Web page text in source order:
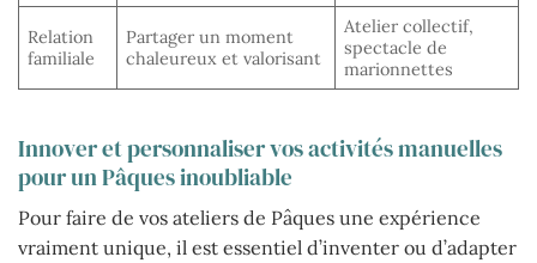
Relation
familiale
Partager un moment
chaleureux et valorisant
Atelier collectif,
spectacle de
marionnettes
Innover et personnaliser vos activités manuelles
pour un Pâques inoubliable
Pour faire de vos ateliers de Pâques une expérience
vraiment unique, il est essentiel d’inventer ou d’adapter